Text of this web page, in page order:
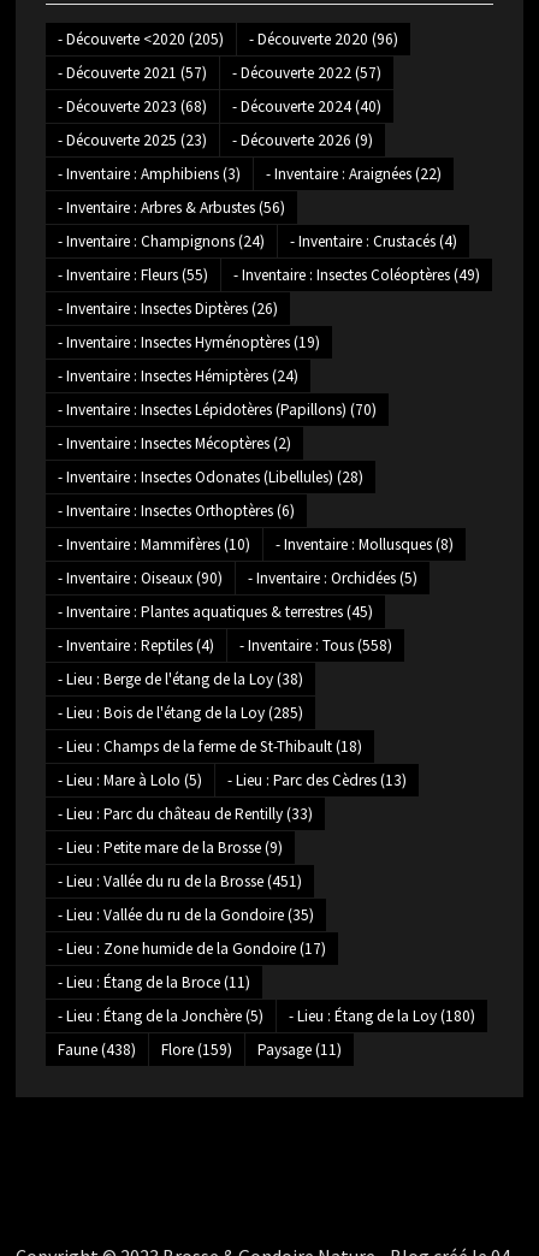
- Découverte <2020 (205) - Découverte 2020 (96)
- Découverte 2021 (57) - Découverte 2022(57)
- Découverte 2023 (68) - Découverte 2024(40)
- Découverte 2025 (23) - Découverte 2026 (9)
- Inventaire : Amphibiens(3) - Inventaire : Araignées(22)
- Inventaire : Arbres & Arbustes(56)
- Inventaire : Champignons(24) - Inventaire : Crustacés(4)
- Inventaire : Fleurs(55) - Inventaire : Insectes Coléoptères(49)
- Inventaire : Insectes Diptères(26)
- Inventaire : Insectes Hyménoptères(19)
- Inventaire : Insectes Hémiptères(24)
- Inventaire : Insectes Lépidotères (Papillons) (70)
- Inventaire : Insectes Mécoptères(2)
- Inventaire : Insectes Odonates (Libellules) (28)
- Inventaire : Insectes Orthoptères(6)
- Inventaire : Mammifères(10) - Inventaire : Mollusques(8)
- Inventaire : Oiseaux(90) - Inventaire : Orchidées(5)
- Inventaire : Plantes aquatiques & terrestres(45)
- Inventaire : Reptiles(4) - Inventaire : Tous(558)
- Lieu : Berge de l'étang de la Loy(38)
- Lieu : Bois de l'étang de la Loy(285)
- Lieu : Champs de la ferme de St-Thibault(18)
- Lieu : Mare à Lolo (5) - Lieu : Parc des Cèdres(13)
- Lieu : Parc du château de Rentilly(33)
- Lieu : Petite mare de la Brosse(9)
- Lieu : Vallée du ru de la Brosse(451)
- Lieu : Vallée du ru de la Gondoire(35)
- Lieu : Zone humide de la Gondoire(17)
- Lieu : Étang de la Broce(11)
- Lieu : Étang de la Jonchère(5) - Lieu : Étang de la Loy(180)
Faune(438) Flore(159) Paysage(11)